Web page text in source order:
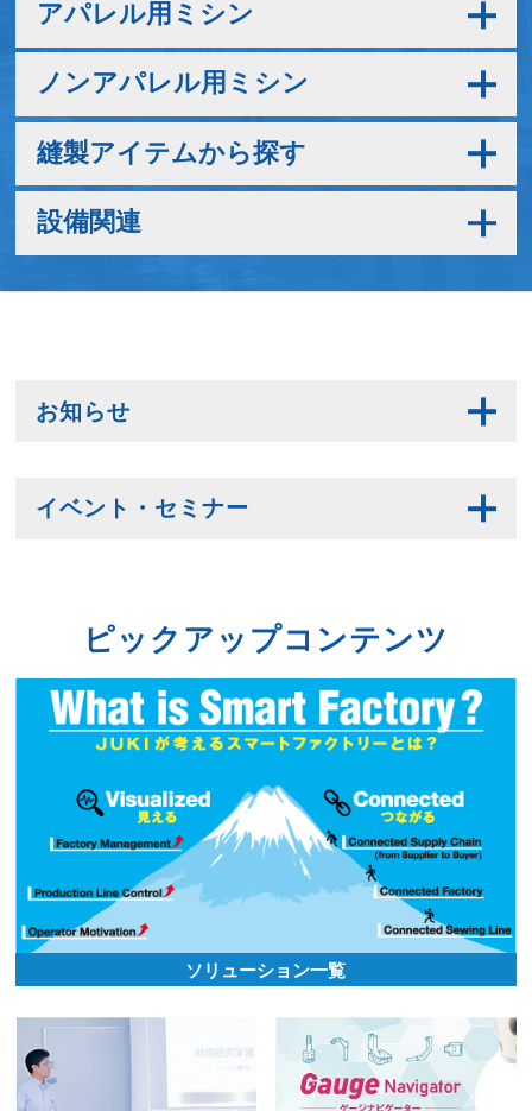
アパレル用ミシン
ノンアパレル用ミシン
縫製アイテムから探す
設備関連
ス
パーツリスト
JUKI WebPartsList
ほしい部品がすぐ見つかる
お知らせ
イベント・セミナー
ピックアップコンテンツ
ソリューション一覧